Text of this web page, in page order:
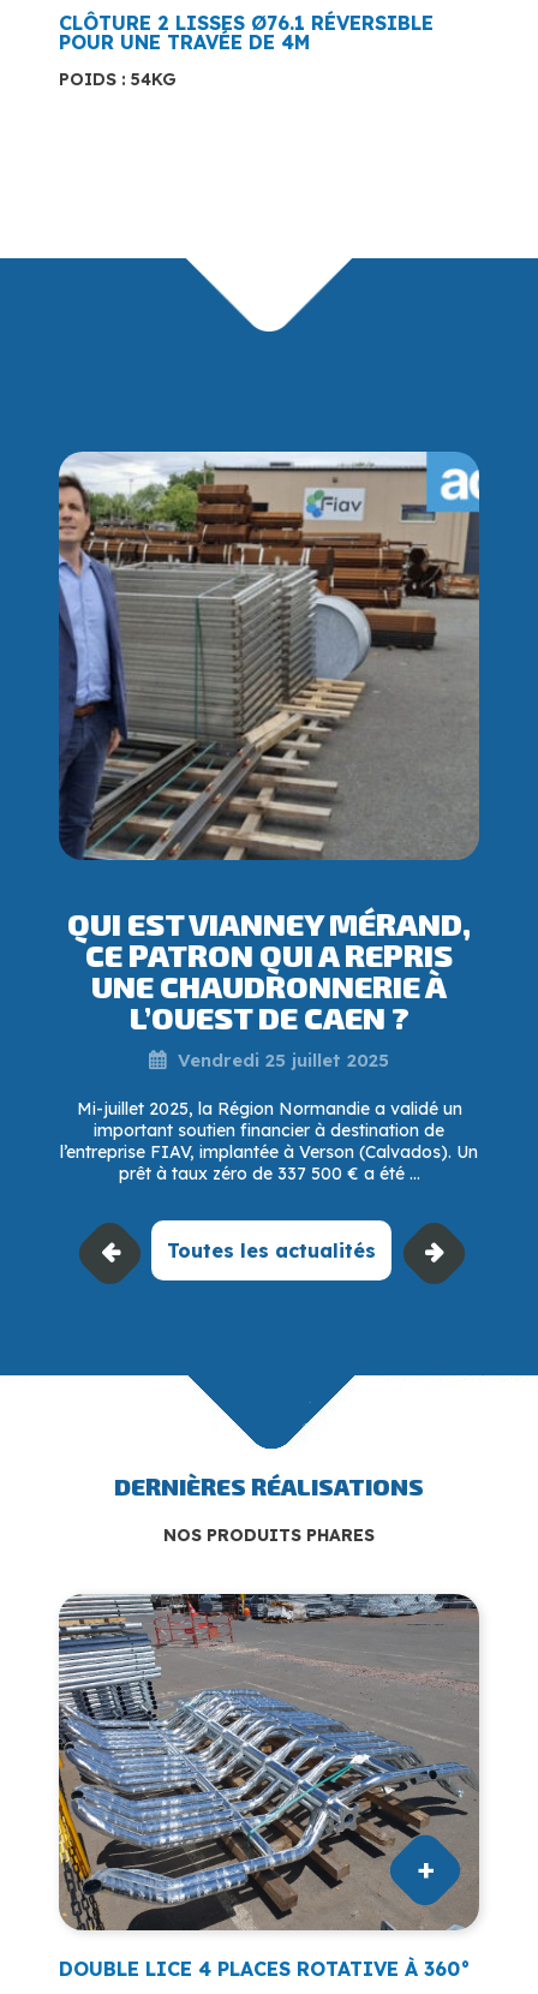
CLÔTURE 2 LISSES Ø76.1 RÉVERSIBLE
POUR UNE TRAVÉE DE 4M
POIDS : 54KG
QUI EST VIANNEY MÉRAND,
CE PATRON QUI A REPRIS
UNE CHAUDRONNERIE À
L’OUEST DE CAEN ?
Vendredi 25 juillet 2025
Mi-juillet 2025, la Région Normandie a validé un
important soutien financier à destination de
l’entreprise FIAV, implantée à Verson (Calvados). Un
prêt à taux zéro de 337 500 € a été ...
Toutes les actualités
DERNIÈRES RÉALISATIONS
NOS PRODUITS PHARES
DOUBLE LICE 4 PLACES ROTATIVE À 360°